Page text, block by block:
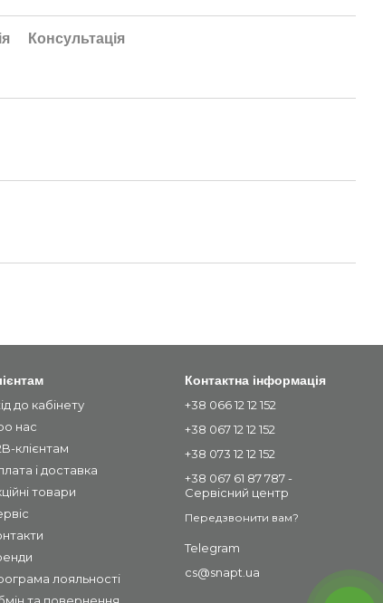
Консультація
до кабінету
нас
клієнтам
і доставка
товари
лояльності
Контактна інформація
+38 066 12 12 152
+38 067 12 12 152
+38 073 12 12 152
+38 067 61 87 787 -
Сервісний центр
Передзвонити вам?
Telegram
cs@snapt.ua